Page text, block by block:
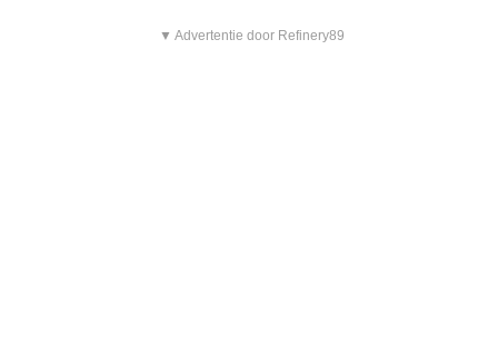
▼ Advertentie door Refinery89